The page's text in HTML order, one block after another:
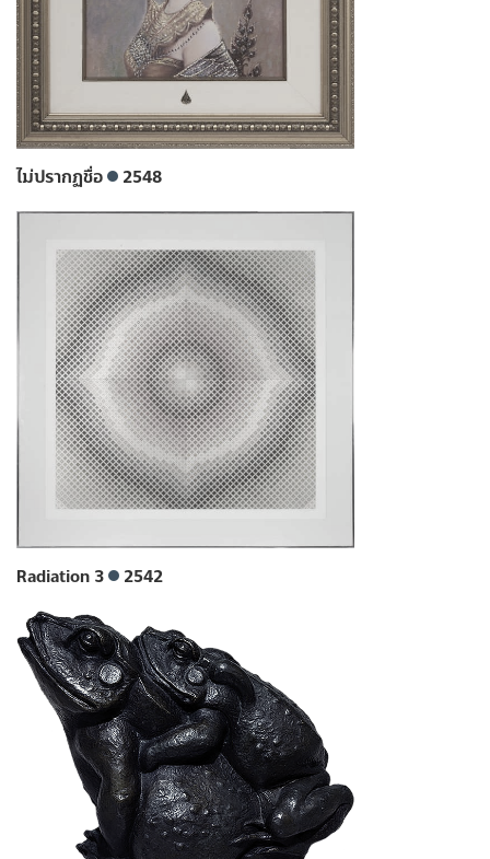
ไม่ปรากฏชื่อ 2548
Radiation 3 2542